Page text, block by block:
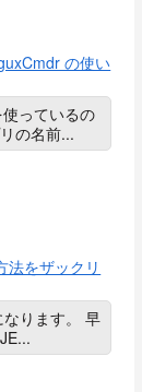
の使い
っているの
の名前...
法をザックリ
ります。 早